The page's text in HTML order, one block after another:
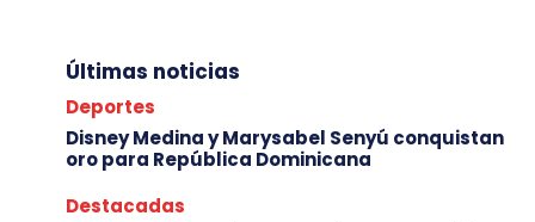
Últimas noticias
Deportes
Disney Medina y Marysabel Senyú conquistan
oro para República Dominicana
Destacadas